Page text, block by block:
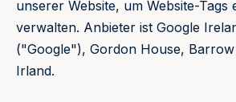
unserer Website, um Website-Tags
verwalten. Anbieter ist Google
("Google"), Gordon House,
Irland.